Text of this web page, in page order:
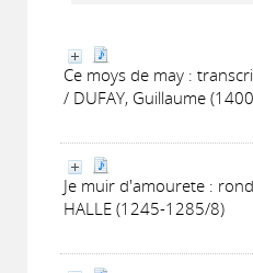
Ce moys de may :
/ DUFAY, Guillaume
Je muir d'amourete :
HALLE (1245-1285/8)